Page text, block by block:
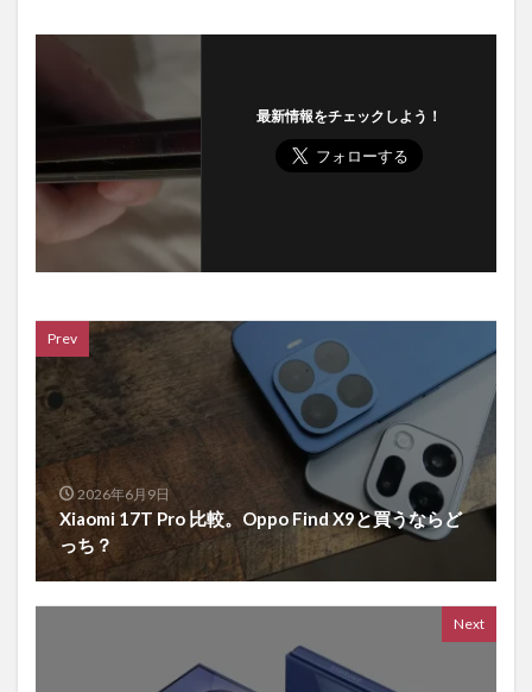
最新情報をチェックしよう！
Prev
2026年6月9日
Xiaomi 17T Pro 比較。Oppo Find X9と買うならど
っち？
Next